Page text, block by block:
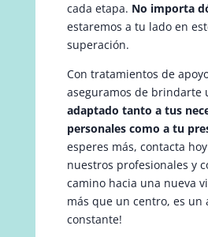
cada etapa. No importa
estaremos a tu lado en
superación.
Con tratamientos de
aseguramos de brindarte
adaptado tanto a tus
personales como a tu
esperes más, contacta
nuestros profesionales y
camino hacia una nueva
más que un centro, es un
constante!